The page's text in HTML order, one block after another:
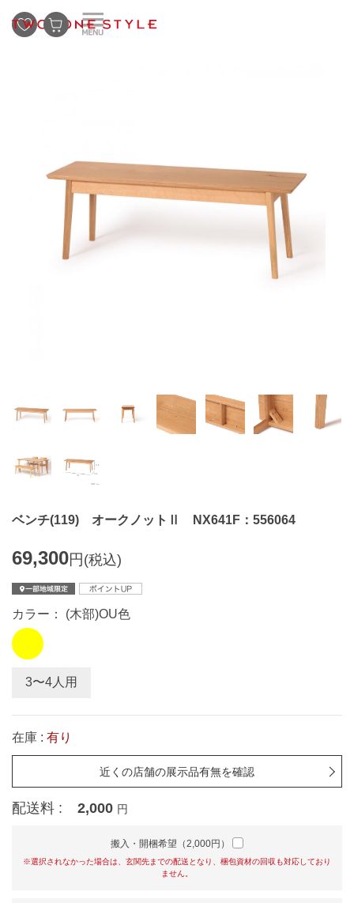
ベンチ(119) オークノットⅡ NX641F：556064
69,300円 (税込)
カラー： (木部)OU色
3〜4人用
在庫 : 有り
近くの店舗の展示品有無を確認
配送料 : 2,000 円
搬入・開梱希望（2,000円）
※選択されなかった場合は、玄関先までの配送となり、梱包資材の回収も対応しており
ません。